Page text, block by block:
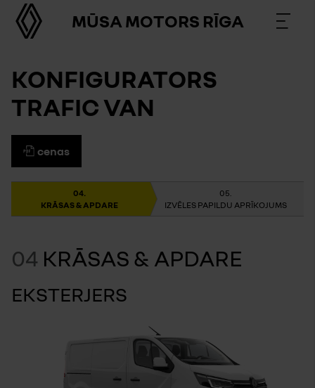
MŪSA MOTORS RĪGA
KONFIGURATORS
TRAFIC VAN
cenas
KRĀSAS & APDARE IZVĒLES PAPILDU APRĪKOJUMS
04 KRĀSAS & APDARE
EKSTERJERS